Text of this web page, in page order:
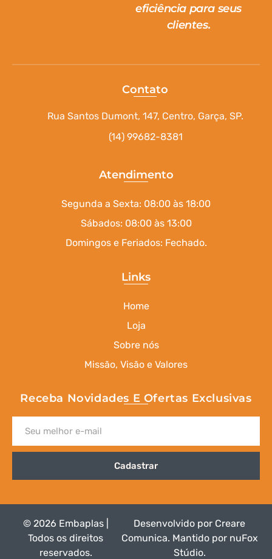
eficiência para seus
clientes.
Contato
Rua Santos Dumont, 147, Centro, Garça, SP.
(14) 99682-8381
Atendimento
Segunda a Sexta: 08:00 às 18:00
Sábados: 08:00 às 13:00
Domingos e Feriados: Fechado.
Links
Home
Loja
Sobre nós
Missão, Visão e Valores
Receba Novidades E Ofertas Exclusivas
Cadastrar
© 2026 Embaplas |
Todos os direitos
reservados.
Desenvolvido por Creare
Comunica. Mantido por nuFox
Stúdio.